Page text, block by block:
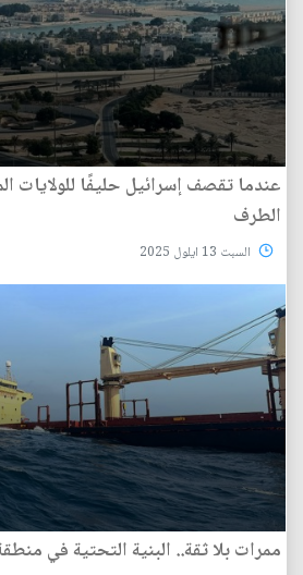
عندما تقصف إسرائيل حليفًا
الطرف
السبت 13 ايلول 2025
ممرات بلا ثقة.. البنية التحتية في